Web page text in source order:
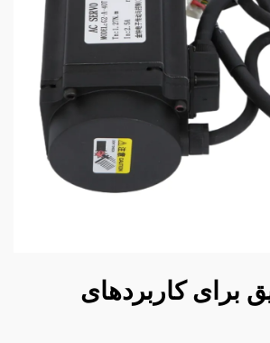
برای کاربردهای